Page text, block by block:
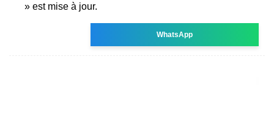
» est mise à jour.
WhatsApp